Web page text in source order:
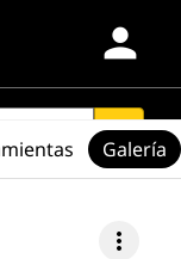
person
search
more_vert
Galería